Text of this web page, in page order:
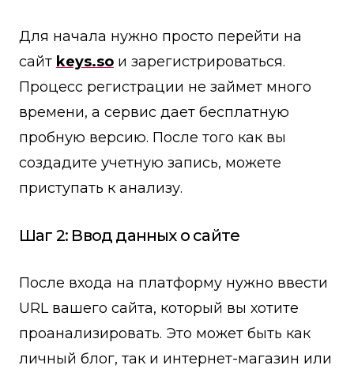
Для начала нужно просто перейти на
сайт keys.so и зарегистрироваться.
Процесс регистрации не займет много
времени, а сервис дает бесплатную
пробную версию. После того как вы
создадите учетную запись, можете
приступать к анализу.
Шаг 2: Ввод данных о сайте
После входа на платформу нужно ввести
URL вашего сайта, который вы хотите
проанализировать. Это может быть как
личный блог, так и интернет-магазин или